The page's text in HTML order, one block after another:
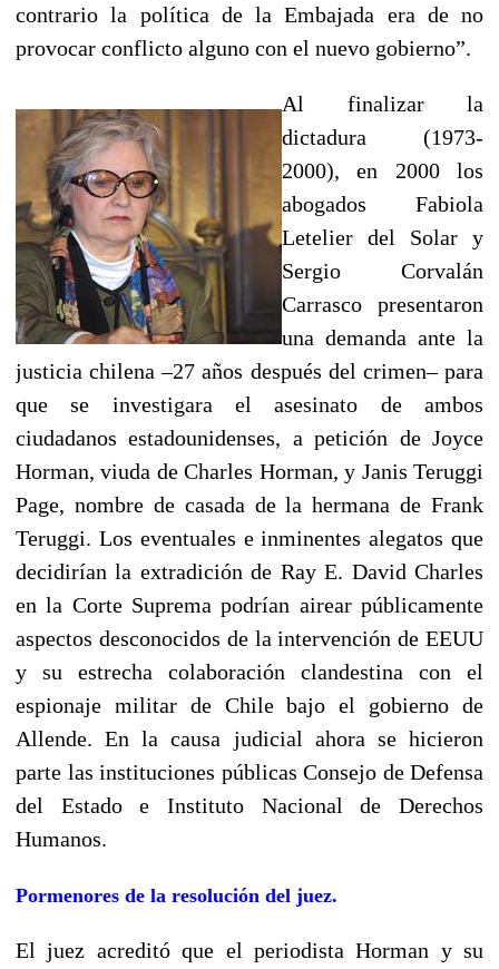
contrario la política de la Embajada era de no
provocar conflicto alguno con el nuevo gobierno”.
Al finalizar la
dictadura (1973-
2000), en 2000 los
abogados Fabiola
Letelier del Solar y
Sergio Corvalán
Carrasco presentaron
una demanda ante la
justicia chilena –27 años después del crimen– para
que se investigara el asesinato de ambos
ciudadanos estadounidenses, a petición de Joyce
Horman, viuda de Charles Horman, y Janis Teruggi
Page, nombre de casada de la hermana de Frank
Teruggi. Los eventuales e inminentes alegatos que
decidirían la extradición de Ray E. David Charles
en la Corte Suprema podrían airear públicamente
aspectos desconocidos de la intervención de EEUU
y su estrecha colaboración clandestina con el
espionaje militar de Chile bajo el gobierno de
Allende. En la causa judicial ahora se hicieron
parte las instituciones públicas Consejo de Defensa
del Estado e Instituto Nacional de Derechos
Humanos.
Pormenores de la resolución del juez.
El juez acreditó que el periodista Horman y su